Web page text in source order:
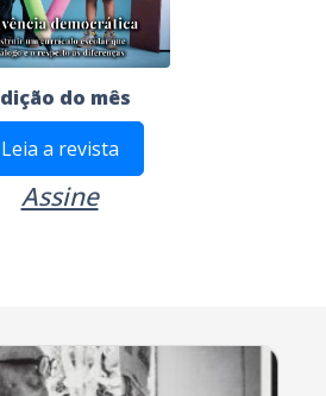
do mês
Leia a revista
Assine